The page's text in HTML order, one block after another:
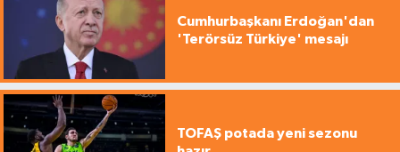
Cumhurbaşkanı Erdoğan'dan
'Terörsüz Türkiye' mesajı
TOFAŞ potada yeni sezonu